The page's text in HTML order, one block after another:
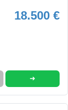
18.500 €
➜